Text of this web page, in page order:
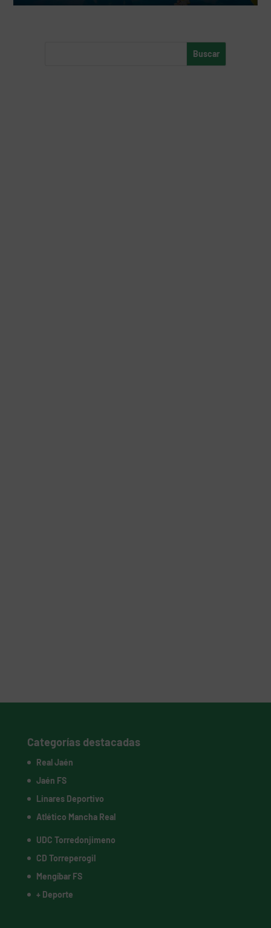
Categorías destacadas
Real Jaén
Jaén FS
Linares Deportivo
Atlético Mancha Real
UDC Torredonjimeno
CD Torreperogil
Mengíbar FS
+ Deporte